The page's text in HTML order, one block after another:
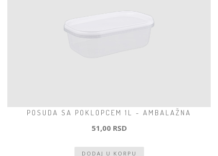
POSUDA SA POKLOPCEM 1L - AMBALAŽNA
51,00 RSD